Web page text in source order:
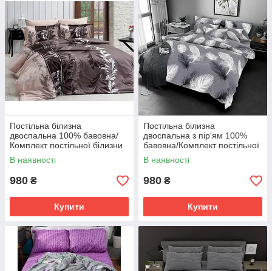
Постільна білизна
двоспальна 100% бавовна/
Комплект постільної білизни
бязь Голд Люкс
В наявності
980 ₴
Купити
Постільна білизна
двоспальна з пір'ям 100%
бавовна/Комплект постільної
білизни бязь Голд Люкс
В наявності
980 ₴
Купити